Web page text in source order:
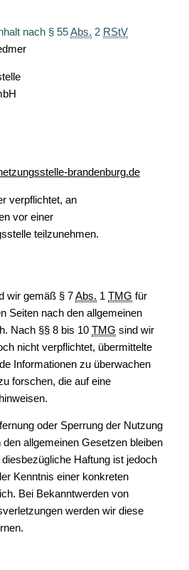
nach § 55Abs. 2 RStV
brandenburg.de
verpflichtet, an
vor einer
teilzunehmen.
wir gemäß § 7Abs. 1 TMG für
Seiten nach den allgemeinen
Nach §§ 8 bis 10 TMG sind wir
nicht verpflichtet, übermittelte
Informationen zu überwachen
forschen, die auf eine
oder Sperrung der Nutzung
allgemeinen Gesetzen bleiben
Haftung ist jedoch
Kenntnis einer konkreten
Bei Bekanntwerden von
werden wir diese